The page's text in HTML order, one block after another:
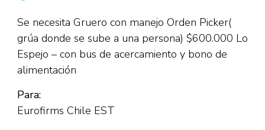
Se necesita Gruero con manejo Orden Picker(
grúa donde se sube a una persona) $600.000 Lo
Espejo – con bus de acercamiento y bono de
alimentación
Para:
Eurofirms Chile EST